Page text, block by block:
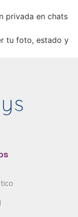
privada en chats
tu foto, estado y